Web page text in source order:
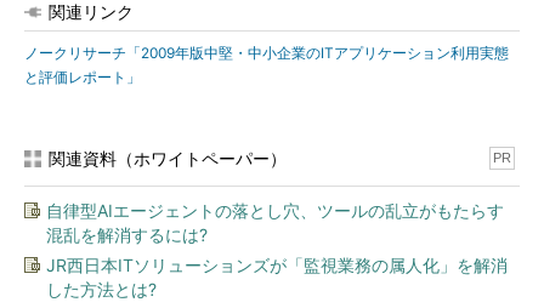
関連リンク
ノークリサーチ「2009年版中堅・中小企業のITアプリケーション利用実態
と評価レポート」
関連資料（ホワイトペーパー） PR
自律型AIエージェントの落とし穴、ツールの乱立がもたらす
混乱を解消するには?
JR西日本ITソリューションズが「監視業務の属人化」を解消
した方法とは?